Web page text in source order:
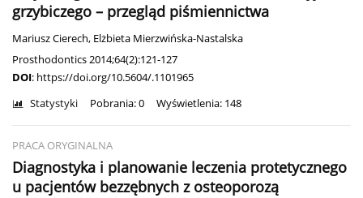
grzybiczego – przegląd piśmiennictwa
Mariusz Cierech, Elżbieta Mierzwińska-Nastalska
Prosthodontics 2014;64(2):121-127
DOI: https://doi.org/10.5604/.1101965
Statystyki Pobrania: 0 Wyświetlenia: 148
PRACA ORYGINALNA
Diagnostyka i planowanie leczenia protetycznego
u pacjentów bezzębnych z osteoporozą